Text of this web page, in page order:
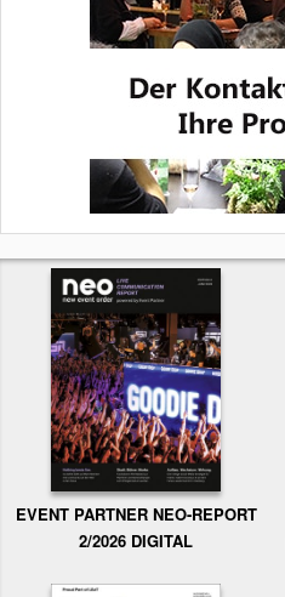
EVENT PARTNER NEO-REPORT
2/2026 DIGITAL